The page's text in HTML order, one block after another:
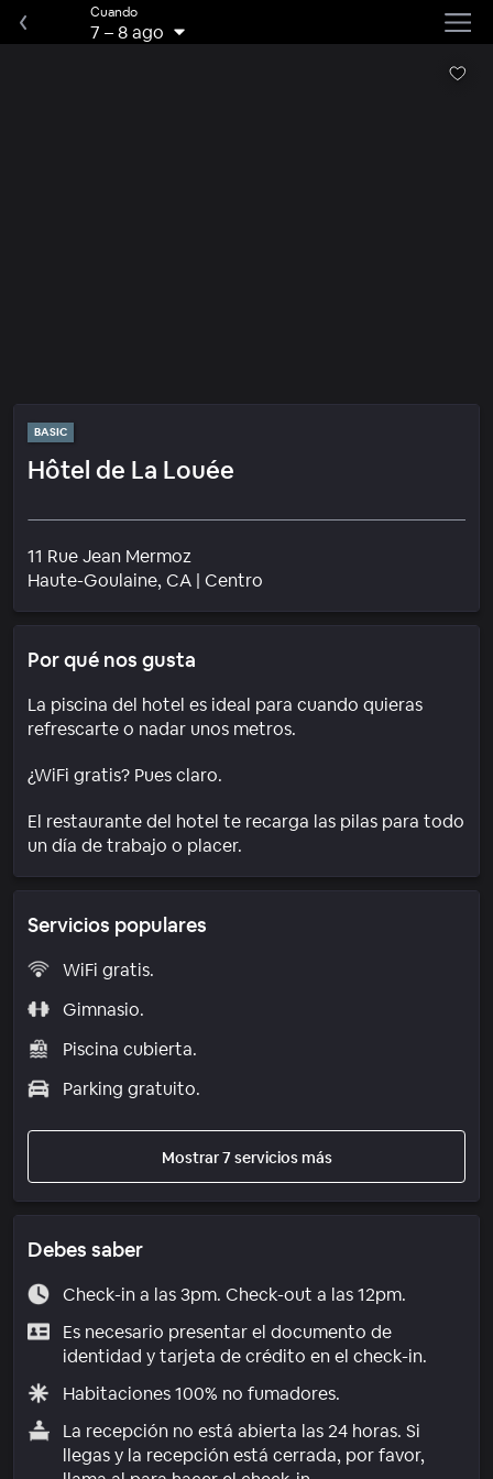
Cuando
7 –8 ago
BASIC
Hôtel de La Louée
11 Rue Jean Mermoz
Haute-Goulaine, CA | Centro
Por qué nos gusta
La piscina del hotel es ideal para cuando quieras
refrescarte o nadar unos metros.
¿WiFi gratis? Pues claro.
El restaurante del hotel te recarga las pilas para todo
un día de trabajo o placer.
Servicios populares
WiFi gratis.
Gimnasio.
Piscina cubierta.
Parking gratuito.
Mostrar 7 servicios más
Debes saber
Check-in a las 3pm. Check-out a las 12pm.
Es necesario presentar el documento de
identidad y tarjeta de crédito en el check-in.
Habitaciones 100% no fumadores.
La recepción no está abierta las 24 horas. Si
llegas y la recepción está cerrada, por favor,